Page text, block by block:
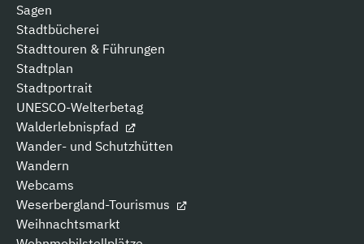
Sagen
Stadtbücherei
Stadttouren & Führungen
Stadtplan
Stadtportrait
UNESCO-Welterbetag
Walderlebnispfad
Wander- und Schutzhütten
Wandern
Webcams
Weserbergland-Tourismus
Weihnachtsmarkt